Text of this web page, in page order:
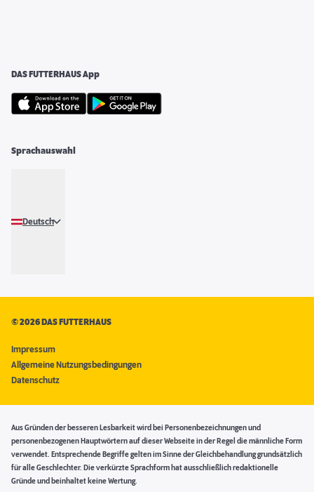
DAS FUTTERHAUS App
Sprachauswahl
Deutsch
©2026 DAS FUTTERHAUS
Impressum
Allgemeine Nutzungsbedingungen
Datenschutz
Aus Gründen der besseren Lesbarkeit wird bei Personenbezeichnungen und
personenbezogenen Hauptwörtern auf dieser Webseite in der Regel die männliche Form
verwendet. Entsprechende Begriffe gelten im Sinne der Gleichbehandlung grundsätzlich
für alle Geschlechter. Die verkürzte Sprachform hat ausschließlich redaktionelle
Gründe und beinhaltet keine Wertung.